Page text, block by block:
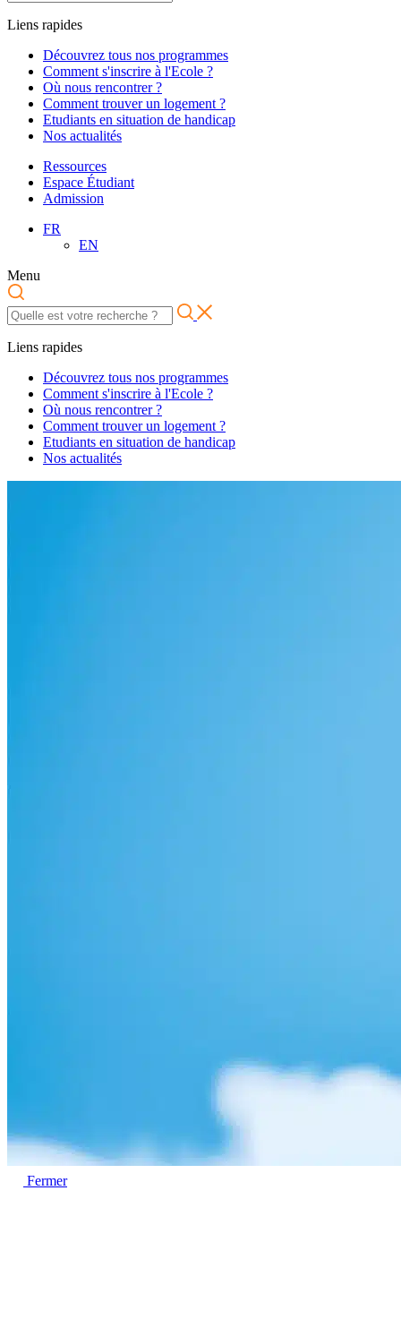
Liens rapides
Découvrez tous nos programmes
Comment s'inscrire à l'Ecole ?
Où nous rencontrer ?
Comment trouver un logement ?
Etudiants en situation de handicap
Nos actualités
Ressources
Espace Étudiant
Admission
FR
EN
Menu
Liens rapides
Découvrez tous nos programmes
Comment s'inscrire à l'Ecole ?
Où nous rencontrer ?
Comment trouver un logement ?
Etudiants en situation de handicap
Nos actualités
Fermer